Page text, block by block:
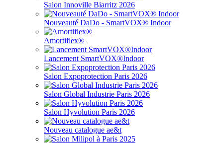
Salon Innoville Biarritz 2026
Nouveauté DaDo - SmartVOX® Indoor
Amortiflex®
Lancement SmartVOX®Indoor
Salon Expoprotection Paris 2026
Salon Global Industrie Paris 2026
Salon Hyvolution Paris 2026
Nouveau catalogue ae&t